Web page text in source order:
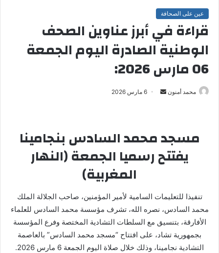
عين على الصحافة
قراءة في أبرز عناوين الصحف
الوطنية الصادرة اليوم الجمعة
06 مارس 2026:
محمد أمنون
ي
إ
ل
ك
ت
ر
6 مارس 2026
مسجد محمد السادس بنجامينا
يفتتح رسميا الجمعة (النهار
المغربية)
تنفيذا للتعليمات السامية لأمير المؤمنين، صاحب الجلالة الملك
محمد السادس، نصره الله، تشرف مؤسسة محمد السادس للعلماء
الأفارقة، بتنسيق مع السلطات التشادية المختصة وفرع المؤسسة
بجمهورية تشاد، على افتتاح “مسجد محمد السادس” بالعاصمة
التشادية نجامينا، وذلك خلال صلاة اليوم الجمعة 6 مارس 2026.